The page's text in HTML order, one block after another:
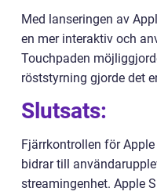
Med lanseringen av
en mer interaktiv och
Touchpaden
röststyrning gjorde det
Slutsats:
Fjärrkontrollen för
bidrar till
streamingenhet. Apple